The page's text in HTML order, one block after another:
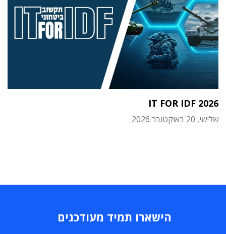
IT FOR IDF 2026
שלישי, 20 באוקטובר 2026
הישארו תמיד מעודכנים